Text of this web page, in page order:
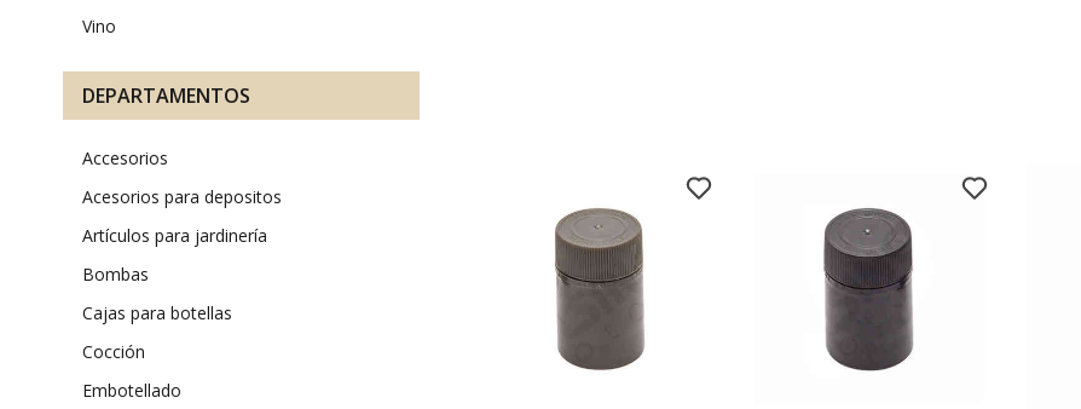
vino
DEPARTAMENTOS
accesorios
acesorios para depositos
artículos para jardinería
bombas
cajas para botellas
cocción
embotellado